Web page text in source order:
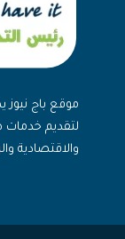
موقع باج
لتقديم
والاقتصادية